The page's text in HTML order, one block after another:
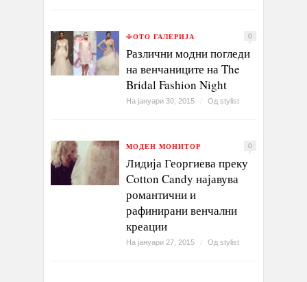
ФОТО ГАЛЕРИЈА 0
Различни модни погледи
на венчаниците на The
Bridal Fashion Night
На јануари 30, 2015 / Од stylist
МОДЕН МОНИТОР 0
Лидија Георгиева преку
Cotton Candy најавува
романтични и
рафинирани венчални
креации
На јануари 27, 2015 / Од stylist